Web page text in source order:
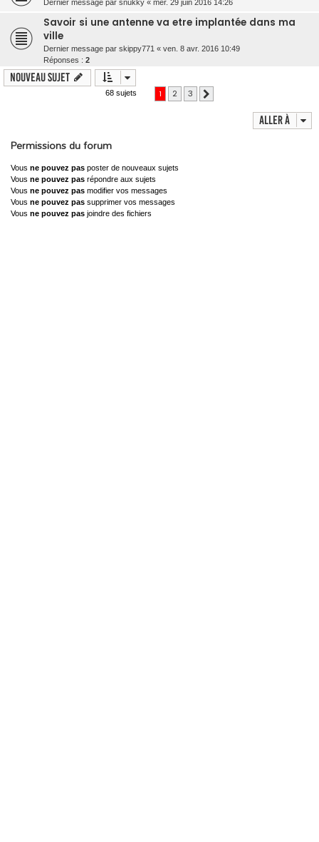
Dernier message par snukky « mer. 29 juin 2016 14:26
Savoir si une antenne va etre implantée dans ma
ville
Dernier message par skippy771 « ven. 8 avr. 2016 10:49
Réponses : 2
Nouveau sujet
68 sujets 1 2 3
Aller à
Permissions du forum
Vous ne pouvez pas poster de nouveaux sujets
Vous ne pouvez pas répondre aux sujets
Vous ne pouvez pas modifier vos messages
Vous ne pouvez pas supprimer vos messages
Vous ne pouvez pas joindre des fichiers